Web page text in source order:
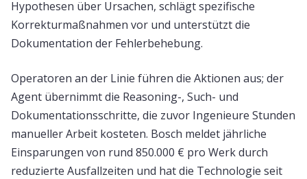
Hypothesen über Ursachen, schlägt spezifische
Korrekturmaßnahmen vor und unterstützt die
Dokumentation der Fehlerbehebung.
Operatoren an der Linie führen die Aktionen aus; der
Agent übernimmt die Reasoning-, Such- und
Dokumentationsschritte, die zuvor Ingenieure Stunden
manueller Arbeit kosteten. Bosch meldet jährliche
Einsparungen von rund 850.000 € pro Werk durch
reduzierte Ausfallzeiten und hat die Technologie seit